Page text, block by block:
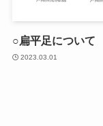
○扁平足について
2023.03.01